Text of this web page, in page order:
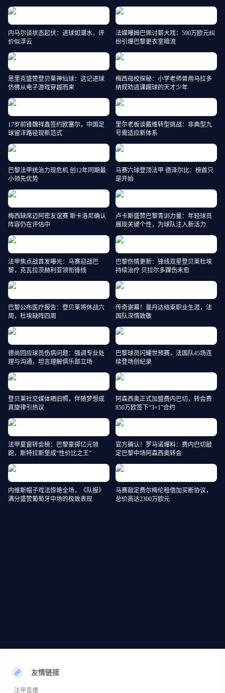
内马尔谈状态起伏：进球如潮水，评
价似浮云
法媒曝姆巴佩讨薪大戏：590万欧元纠
纷引爆巴黎更衣室暗流
恩里克盛赞登贝莱神仙球：这记进球
仿佛从电子游戏穿越而来
梅西母校探秘：小学老师曾用马拉多
纳规劝逃课踢球的天才少年
17岁前锋魏祥鑫签约欧塞尔，中国足
球留洋路径现新范式
里尔老板谈戴维转型挑战：非典型九
号需适应新体系
巴黎法甲统治力现危机 创12年同期最
小领先优势
马赛六球登顶法甲 德泽尔比：榜首只
是开始
梅西缺席迈阿密友谊赛 斯卡洛尼确认
阵容仍在评估中
卢卡斯盛赞巴黎青训力量：年轻球员
展现关键个性，为球队注入新活力
法甲焦点战首发曝光：马赛迎战巴
黎，克瓦拉茨赫利亚领衔锋线
巴黎伤情更新：锋线双星登贝莱杜埃
持续治疗 贝拉尔多踝伤未愈
巴黎公布医疗报告：登贝莱将休战六
周，杜埃缺阵四周
传奇谢幕！曼丹达结束职业生涯，法
国队深情致敬
德尚回应球员伤病问题：强调专业处
理与沟通，坦言理解俱乐部立场
巴黎球员闪耀世预赛，法国队45场连
续登场创纪录
登贝莱社交媒体晒旧照，伴随梦想成
真旋律引热议
阿森西奥正式加盟费内巴切，转会费
850万欧签下“3+1”合约
法甲夏窗转会榜：巴黎豪掷亿元领
跑，斯特拉斯堡成“性价比之王”
官方确认！罗马诺爆料：费内巴切敲
定巴黎中场阿森西奥转会
内维斯帽子戏法惊艳全场，《队报》
满分盛赞葡萄牙中场的极致表现
马赛敲定费尔梅伦租借加买断协议，
总价高达2300万欧元
友情链接
法甲直播